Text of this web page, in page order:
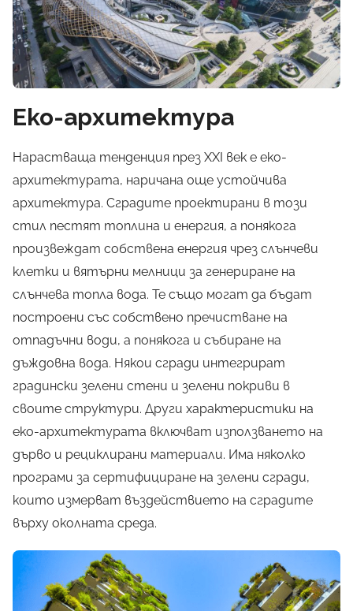
Еко-архитектура
Нарастваща тенденция през XXI век е еко-
архитектурата, наричана още устойчива
архитектура. Сградите проектирани в този
стил пестят топлина и енергия, а понякога
произвеждат собствена енергия чрез слънчеви
клетки и вятърни мелници за генериране на
слънчева топла вода. Те също могат да бъдат
построени със собствено пречистване на
отпадъчни води, а понякога и събиране на
дъждовна вода. Някои сгради интегрират
градински зелени стени и зелени покриви в
своите структури. Други характеристики на
еко-архитектурата включват използването на
дърво и рециклирани материали. Има няколко
програми за сертифициране на зелени сгради,
които измерват въздействието на сградите
върху околната среда.